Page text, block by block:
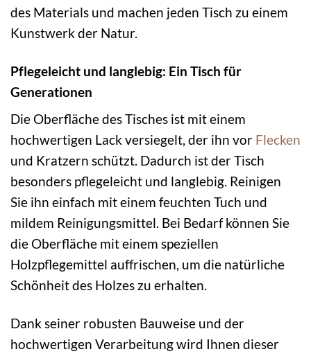
des Materials und machen jeden Tisch zu einem
Kunstwerk der Natur.
Pflegeleicht und langlebig: Ein Tisch für
Generationen
Die Oberfläche des Tisches ist mit einem
hochwertigen Lack versiegelt, der ihn vor Flecken
und Kratzern schützt. Dadurch ist der Tisch
besonders pflegeleicht und langlebig. Reinigen
Sie ihn einfach mit einem feuchten Tuch und
mildem Reinigungsmittel. Bei Bedarf können Sie
die Oberfläche mit einem speziellen
Holzpflegemittel auffrischen, um die natürliche
Schönheit des Holzes zu erhalten.
Dank seiner robusten Bauweise und der
hochwertigen Verarbeitung wird Ihnen dieser